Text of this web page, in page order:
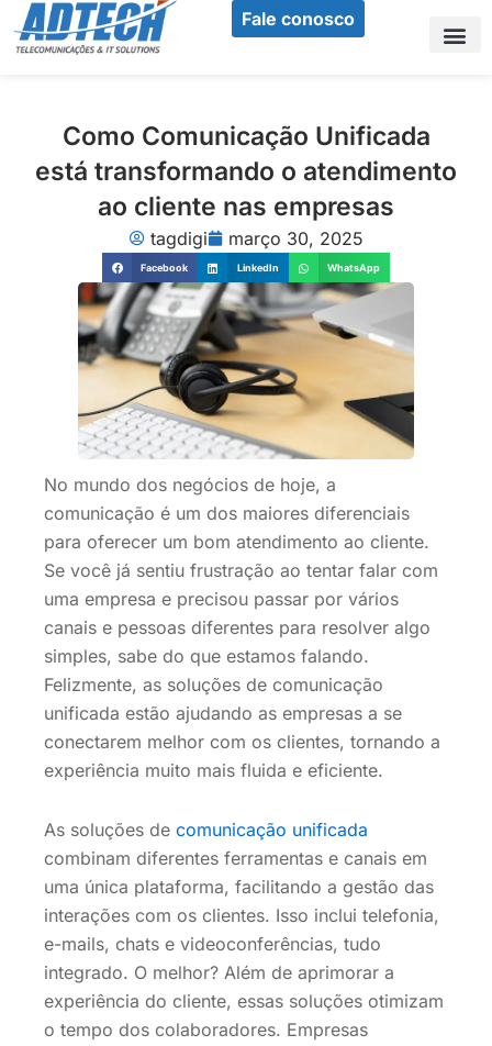
para
Fale conosco
Como Comunicação Unificada
está transformando o atendimento
ao cliente nas empresas
tagdigi março 30, 2025
Facebook LinkedIn WhatsApp
No mundo dos negócios de hoje, a
comunicação é um dos maiores diferenciais
para oferecer um bom atendimento ao cliente.
Se você já sentiu frustração ao tentar falar com
uma empresa e precisou passar por vários
canais e pessoas diferentes para resolver algo
simples, sabe do que estamos falando.
Felizmente, as soluções de comunicação
unificada estão ajudando as empresas a se
conectarem melhor com os clientes, tornando a
experiência muito mais fluida e eficiente.
As soluções de comunicação unificada
combinam diferentes ferramentas e canais em
uma única plataforma, facilitando a gestão das
interações com os clientes. Isso inclui telefonia,
e-mails, chats e videoconferências, tudo
integrado. O melhor? Além de aprimorar a
experiência do cliente, essas soluções otimizam
o tempo dos colaboradores. Empresas